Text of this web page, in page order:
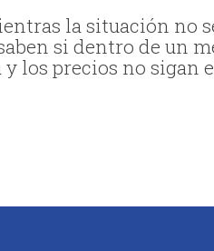
la situación no
si dentro de un
los precios no sigan